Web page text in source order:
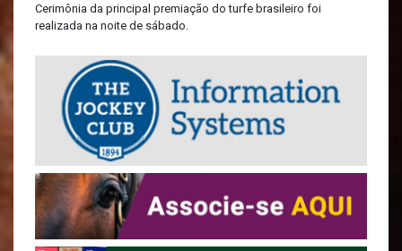
Cerimônia da principal premiação do turfe brasileiro foi
realizada na noite de sábado.